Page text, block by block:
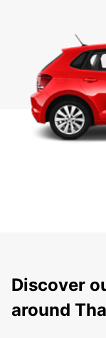
Discover
around